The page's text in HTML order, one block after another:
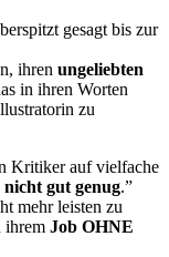
gesagt bis zur
ihren ungeliebten
in ihren Worten
zu
Kritiker auf vielfache
gut genug.”
mehr leisten zu
ihrem Job OHNE